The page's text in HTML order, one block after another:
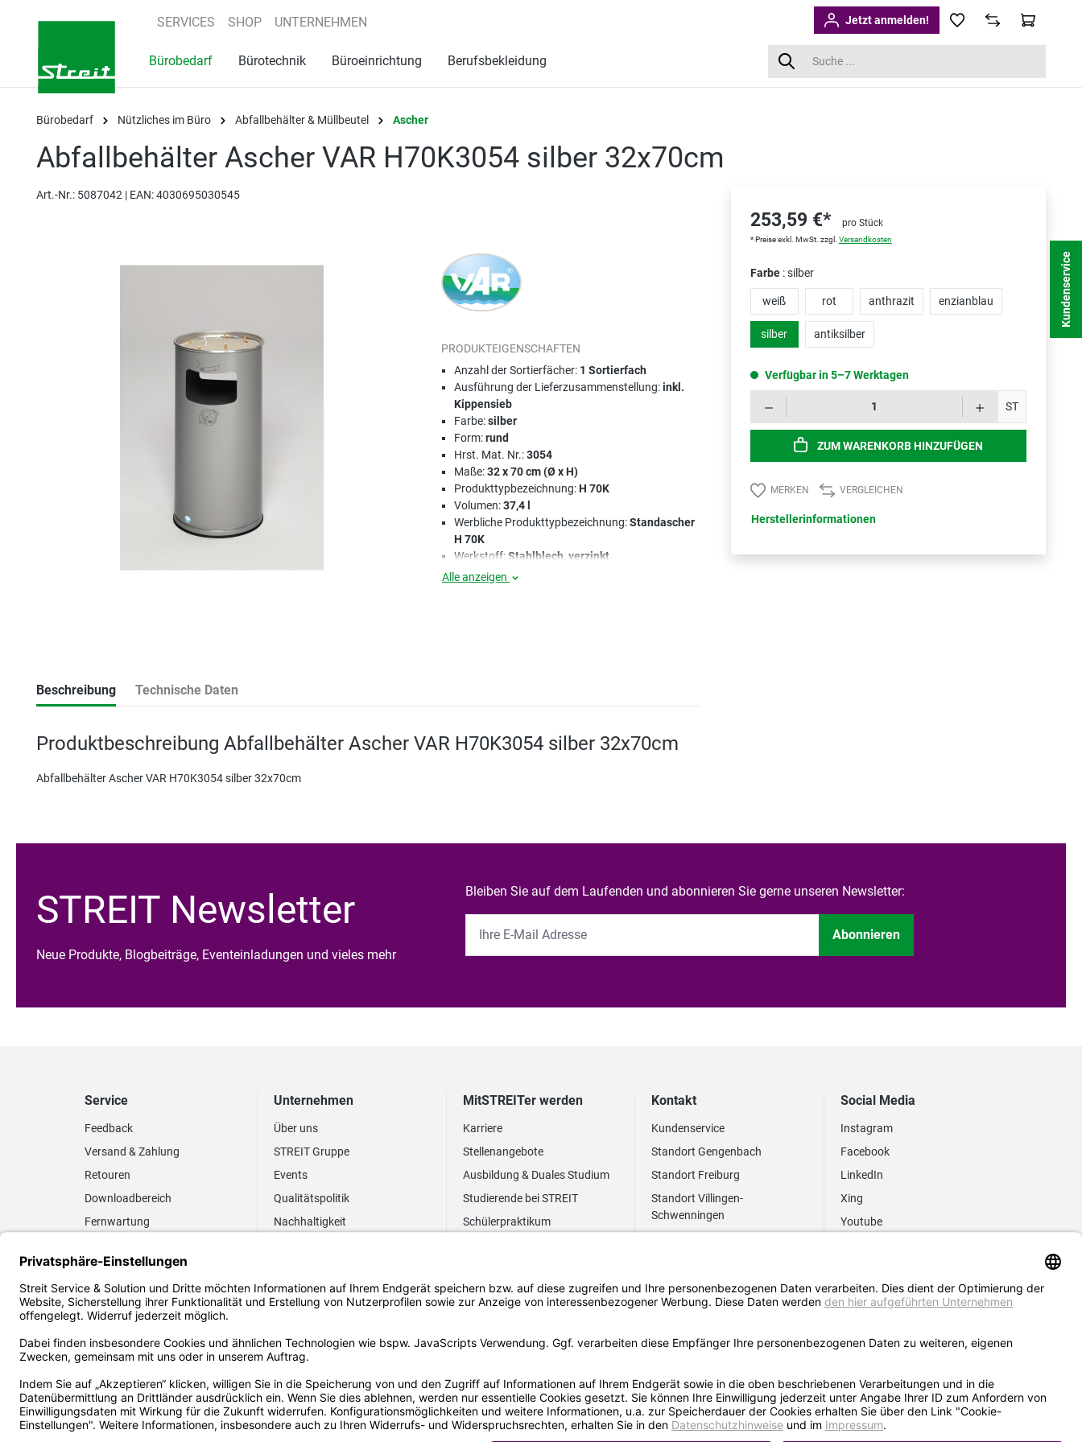
Zur Hauptnavigation springen
SERVICES SHOP UNTERNEHMEN Jetzt anmelden!
Bürobedarf Bürotechnik Büroeinrichtung Berufsbekleidung
Bürobedarf Nützliches im Büro Abfallbehälter & Müllbeutel Ascher
Abfallbehälter Ascher VAR H70K3054 silber 32x70cm
Art.-Nr.: 5087042 | EAN: 4030695030545
PRODUKTEIGENSCHAFTEN
Anzahl der Sortierfächer: 1 Sortierfach
Ausführung der Lieferzusammenstellung:inkl.
Kippensieb
Farbe:silber
Form:rund
Hrst. Mat. Nr.:3054
Maße:32 x 70 cm (Ø x H)
Produkttypbezeichnung:H 70K
Volumen:37,4 l
Werbliche Produkttypbezeichnung:Standascher
H 70K
Werkstoff: Stahlblech, verzinkt
Alle anzeigen
Beschreibung Technische Daten
Produktbeschreibung Abfallbehälter Ascher VAR H70K3054 silber 32x70cm
Abfallbehälter Ascher VAR H70K3054 silber 32x70cm
253,59 €* pro Stück
* Preise exkl. MwSt. zzgl. Versandkosten
Farbe : silber
weiß rot anthrazit enzianblau
silber antiksilber
Verfügbar in 5–7 Werktagen
ST
ZUM WARENKORB HINZUFÜGEN
MERKEN VERGLEICHEN
Herstellerinformationen
STREIT Newsletter
Neue Produkte, Blogbeiträge, Eventeinladungen und vieles mehr
Bleiben Sie auf dem Laufenden und abonnieren Sie gerne unseren Newsletter:
Abonnieren
Service
Feedback
Versand & Zahlung
Retouren
Downloadbereich
Fernwartung
Elektronischer
Rechnungsversand
FAQ EUDR
Unternehmen
Über uns
STREIT Gruppe
Events
Qualitätspolitik
Nachhaltigkeit
MitSTREITer werden
Karriere
Stellenangebote
Ausbildung & Duales Studium
Studierende bei STREIT
Schülerpraktikum
Kontakt
Kundenservice
Standort Gengenbach
Standort Freiburg
Standort Villingen-
Schwenningen
Social Media
Instagram
Facebook
LinkedIn
Xing
Youtube
Kundenservice